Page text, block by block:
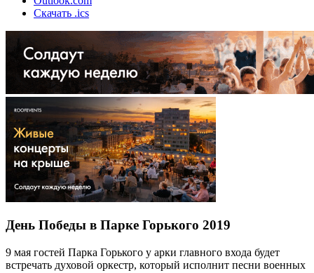
Скачать .ics
День Победы в Парке Горького 2019
9 мая гостей Парка Горького у арки главного входа будет
встречать духовой оркестр, который исполнит песни военных